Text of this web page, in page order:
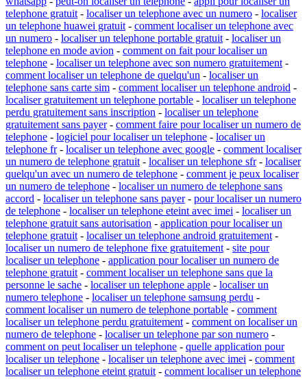
telephone gratuit - localiser un telephone avec un numero - localiser
un telephone huawei gratuit - comment localiser un telephone avec
un numero - localiser un telephone portable gratuit - localiser un
telephone en mode avion - comment on fait pour localiser un
telephone - localiser un telephone avec son numero gratuitement -
comment localiser un telephone de quelqu'un - localiser un
telephone sans carte sim - comment localiser un telephone android -
localiser gratuitement un telephone portable - localiser un telephone
perdu gratuitement sans inscription - localiser un telephone
gratuitement sans payer- comment faire pour localiser un numero de
telephone - logiciel pour localiser un telephone - localiser un
telephone fr- localiser un telephone avec google - comment localiser
un numero de telephone gratuit - localiser un telephone sfr- localiser
quelqu'un avec un numero de telephone - comment je peux localiser
un numero de telephone - localiser un numero de telephone sans
accord - localiser un telephone sans payer- pour localiser un numero
de telephone - localiser un telephone eteint avec imei - localiser un
telephone gratuit sans autorisation - application pour localiser un
telephone gratuit - localiser un telephone android gratuitement -
localiser un numero de telephone fixe gratuitement - site pour
localiser un telephone - application pour localiser un numero de
telephone gratuit - comment localiser un telephone sans que la
personne le sache - localiser un telephone apple - localiser un
numero telephone - localiser un telephone samsung perdu -
comment localiser un numero de telephone portable - comment
localiser un telephone perdu gratuitement - comment on localiser un
numero de telephone - localiser un telephone par son numero -
comment on peut localiser un telephone - quelle application pour
localiser un telephone - localiser un telephone avec imei - comment
localiser un telephone eteint gratuit - comment localiser un telephone